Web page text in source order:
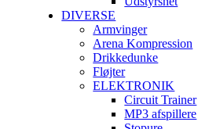
DIVERSE
Armvinger
Arena Kompression
Drikkedunke
Fløjter
ELEKTRONIK
Circuit Trainer
MP3 afspillere